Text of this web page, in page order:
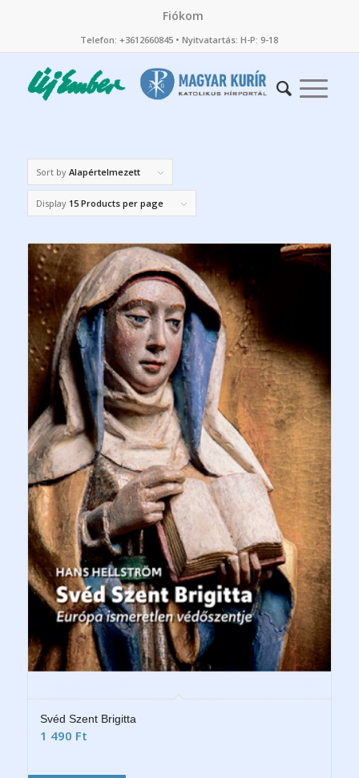
Fiókom
Telefon: +3612660845 • Nyitvatartás: H-P: 9-18
Sort by Alapértelmezett
Display 15 Products per page
Svéd Szent Brigitta
1 490 Ft